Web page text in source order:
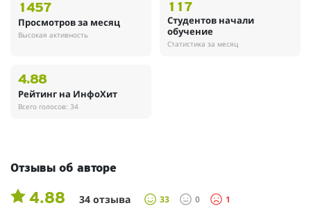
1457
Просмотров за месяц
Высокая активность
117
Студентов начали
обучение
Статистика за месяц
4.88
Рейтинг на ИнфоХит
Всего голосов: 34
Отзывы об авторе
4.88 34 отзыва 33 0 1